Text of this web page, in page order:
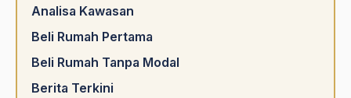
Analisa Kawasan
Beli Rumah Pertama
Beli Rumah Tanpa Modal
Berita Terkini